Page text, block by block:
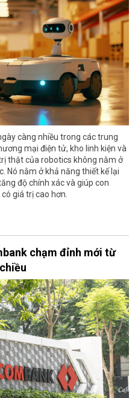
càng nhiều trong các trung
mại điện tử, kho linh kiện và
thật của robotics không nằm ở
Nó nằm ở khả năng thiết kế lại
độ chính xác và giúp con
giá trị cao hơn.
chạm đỉnh mới từ